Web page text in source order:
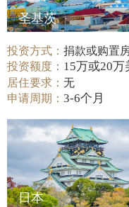
圣基茨
投资方式：捐款或购置
投资额度： 15万或20万
居住要求：无
申请周期：3-6个月
日本